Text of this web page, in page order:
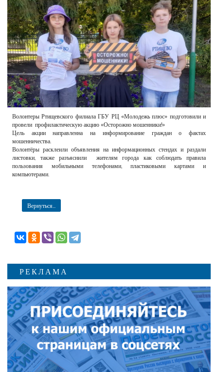
Волонтеры Ртищевского филиала ГБУ РЦ «Молодежь плюс» подготовили и
провели профилактическую акцию «Осторожно мошенники!»
Цель акции направленна на информирование граждан о фактах
мошенничества.
Волонтёры расклеили объявления на информационных стендах и раздали
листовки, также разъяснили жителям города как соблюдать правила
пользования мобильными телефонами, пластиковыми картами и
компьютерами.
Вернуться...
РЕКЛАМА